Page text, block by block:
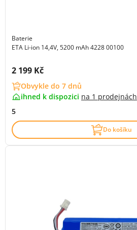
Baterie
ETA Li-ion 14,4V, 5200 mAh 4228 00100
Cena s DPH:
2 199 Kč
Obvykle do 7 dnů
ihned k dispozici na 1 prodejnách
5
Do košíku